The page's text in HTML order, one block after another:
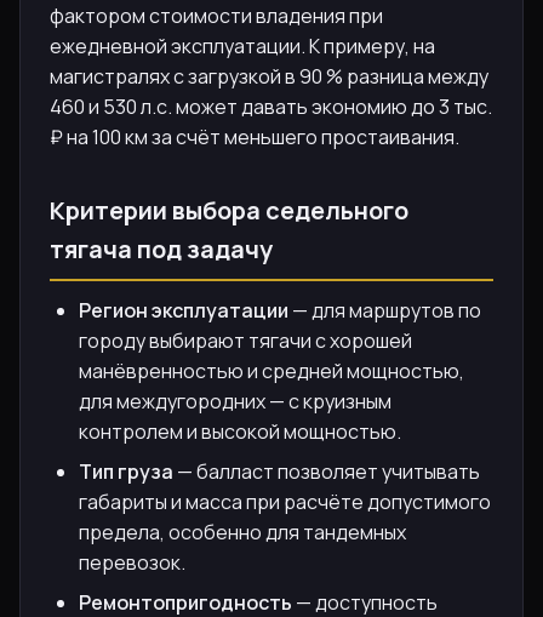
фактором стоимости владения при
ежедневной эксплуатации. К примеру, на
магистралях с загрузкой в 90 % разница между
460 и 530 л.с. может давать экономию до 3 тыс.
₽ на 100 км за счёт меньшего простаивания.
Критерии выбора седельного
тягача под задачу
Регион эксплуатации — для маршрутов по
городу выбирают тягачи с хорошей
манёвренностью и средней мощностью,
для междугородних — с круизным
контролем и высокой мощностью.
Тип груза — балласт позволяет учитывать
габариты и масса при расчёте допустимого
предела, особенно для тандемных
перевозок.
Ремонтопригодность — доступность